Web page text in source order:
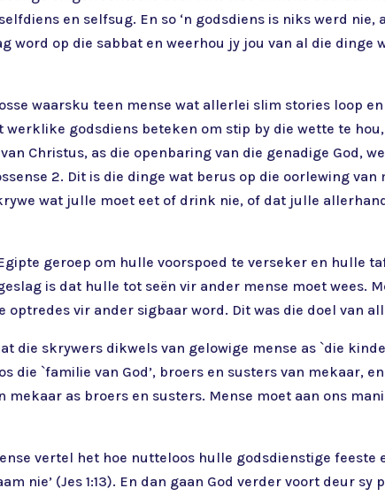
en selfsug. En so ‘n godsdiens is niks werd
word op die sabbat en weerhou jy jou van al die dinge
waarsku teen mense wat allerlei slim stories loop
godsdiens beteken om stip by die wette te
Christus, as die openbaring van die genadige God,
2. Dit is die dinge wat berus op die oorlewing van
wat julle moet eet of drink nie, of dat julle
geroep om hulle voorspoed te verseker en hulle
is dat hulle tot seën vir ander mense moet wees.
vir ander sigbaar word. Dit was die doel van
die skrywers dikwels van gelowige mense as `die
die `familie van God’, broers en susters van mekaar,
mekaar as broers en susters. Mense moet aan ons
vertel het hoe nutteloos hulle godsdienstige feeste
nie’ (Jes 1:13). En dan gaan God verder voort deur